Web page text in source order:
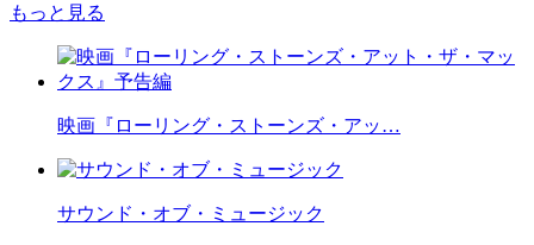
もっと見る
映画『ローリング・ストーンズ・アッ…
サウンド・オブ・ミュージック